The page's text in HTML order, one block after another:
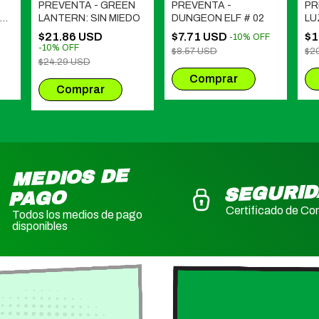
PREVENTA - GREEN
LANTERN: SIN MIEDO
$21.86 USD
-10% OFF
$24.29 USD
PREVENTA -
DUNGEON ELF # 02
$7.71 USD -10% OFF
$8.57 USD
MEDIOS DE
PAGO
Todos los medios de pago
disponibles
Certificado de